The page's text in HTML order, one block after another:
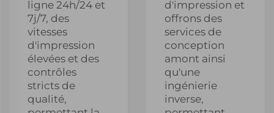
ligne 24h/24 et
7j/7, des
vitesses
d'impression
élevées et des
contrôles
stricts de
qualité,
d'impression et
offrons des
services de
conception
amont ainsi
qu'une
ingénierie
inverse,